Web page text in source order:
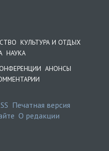
КУЛЬТУРА И ОТДЫХ
НАУКА
АНОНСЫ
Печатная версия
О редакции